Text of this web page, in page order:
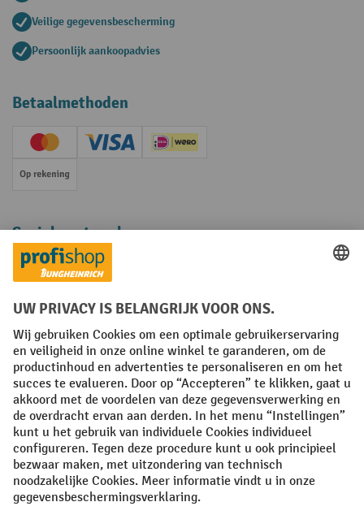
Veilige gegevensbescherming
Persoonlijk aankoopadvies
Betaalmethoden
Creditcard (Master)Creditcard (Visa)iDEAL | Wero
Op rekening
Sociale netwerken
Facebook
YouTube
LinkedInInstagram
Algemene leveringsvoorwaarden Copyright
Privacyverklaring Privacy Instellingen
All prices excl. VAT plusshipping costs and possible delivery charges,
if not stated otherwise.
¹ De korting is geldig zolang de voorraad strekt. De korting is niet van
toepassing op speciale prijzen. Een combinatie met andere
procentuele kortingen of vouchers is niet mogelijk. | ² De korting